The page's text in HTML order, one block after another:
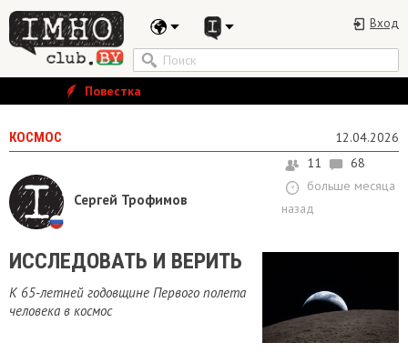
Вход
Повестка
КОСМОС 12.04.2026
Сергей Трофимов
11
68
больше месяца
назад
ИССЛЕДОВАТЬ И ВЕРИТЬ
К 65-летней годовщине Первого полета
человека в космос